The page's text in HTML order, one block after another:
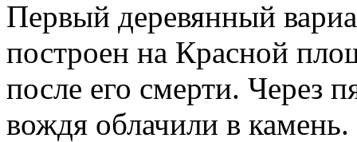
Первый деревянный
построен на Красной
после его смерти. Через
вождя облачили в камень.